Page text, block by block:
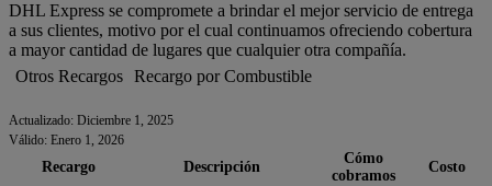
DHL Express se compromete a brindar el mejor servicio de entrega
a sus clientes, motivo por el cual continuamos ofreciendo cobertura
a mayor cantidad de lugares que cualquier otra compañía.
Otros Recargos Recargo por Combustible
Actualizado: Diciembre 1, 2025
Válido: Enero 1, 2026
Recargo Descripción
Cómo
cobramos
Costo